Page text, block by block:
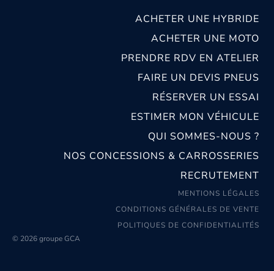
ACHETER UNE HYBRIDE
ACHETER UNE MOTO
PRENDRE RDV EN ATELIER
FAIRE UN DEVIS PNEUS
RÉSERVER UN ESSAI
ESTIMER MON VÉHICULE
QUI SOMMES-NOUS ?
NOS CONCESSIONS & CARROSSERIES
RECRUTEMENT
MENTIONS LÉGALES
CONDITIONS GÉNÉRALES DE VENTE
POLITIQUES DE CONFIDENTIALITÉS
© 2026 groupe GCA